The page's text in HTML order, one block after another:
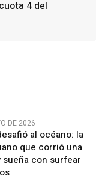
4 del
DE 2026
al océano: la
que corrió una
sueña con surfear